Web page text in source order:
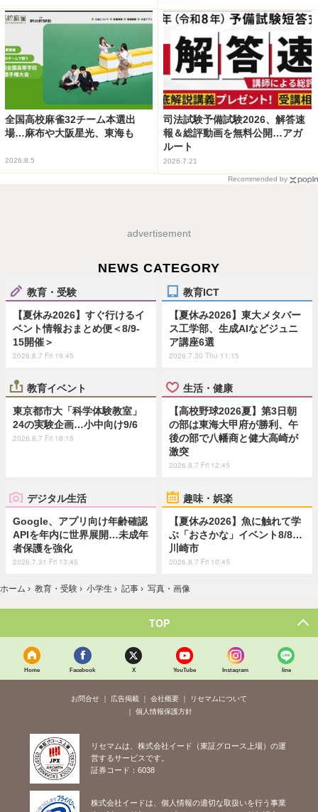
全国高校麻雀32チーム本選出
場…麻布や大阪星光、東海も
2026.8.5
司法試験予備試験2026、解答速
報＆総評動画を無料公開…アガ
ルート
2026.7.21
Recommended by
advertisement
NEWS CATEGORY
教育・受験
【夏休み2026】すぐ行けるイ
ベント情報おまとめ便＜8/9-
15開催＞
2026.8.7 Fri 19:45
教育ICT
【夏休み2026】東大メタバー
ス工学部、生成AIなどジュニ
ア講座6選
2026.7.30 Thu 11:15
教育イベント
東京都市大「科学体験教室」
24の実験企画…小中向け9/6
2026.8.7 Fri 18:15
生活・健康
【高校野球2026夏】第3日朝
の部は東海大甲府が勝利、午
後の部で八幡商と健大高崎が
激突
2026.8.7 Fri 12:45
デジタル生活
Google、アプリ向け年齢確認
APIを年内に世界展開…未成年
者保護を強化
2026.7.31 Fri 13:45
趣味・娯楽
【夏休み2026】魚に触れて学
ぶ「おさかな」イベント8/8…
川崎市
2026.8.7 Fri 10:45
ホーム › 教育・受験 › 小学生 › 記事 › 写真・画像
TOP
Home Facebook X YouTube Instagram line
お問合せ 広告掲載 会社概要
リセマムについて
個人情報保護方針
リセマムは、株式会社イード（東証グロース上場）の運
営するサービスです。
証券コード：6038
株式会社イードは、個人情報の適切な取扱いを行う事業